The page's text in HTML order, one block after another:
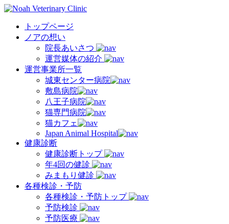
トップページ
ノアの想い
院長あいさつ
運営媒体の紹介
運営事業所一覧
城東センター病院
敷島病院
八王子病院
猫専門病院
猫カフェ
Japan Animal Hospital
健康診断
健康診断トップ
年4回の健診
みまもり健診
各種検診・予防
各種検診・予防トップ
予防検診
予防医療